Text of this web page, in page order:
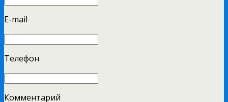
E-mail
Телефон
Комментарий